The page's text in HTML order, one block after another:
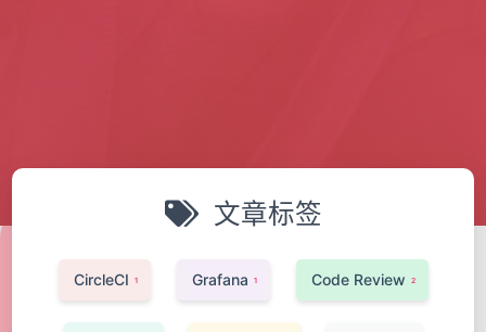
文章标签
CircleCI 1 Grafana 1 Code Review 2